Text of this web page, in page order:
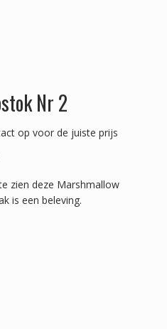
Nr 2
op voor de juiste prijs
zien deze Marshmallow
is een beleving.